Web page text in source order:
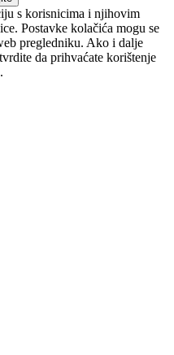
s korisnicima i njihovim
Postavke kolačića mogu se
pregledniku. Ako i dalje
da prihvaćate korištenje